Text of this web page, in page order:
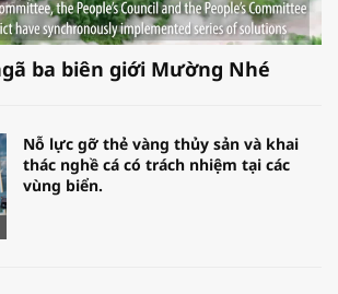
ba biên giới Mường Nhé
Nỗ lực gỡ thẻ vàng thủy sản và khai
thác nghề cá có trách nhiệm tại các
vùng biển.